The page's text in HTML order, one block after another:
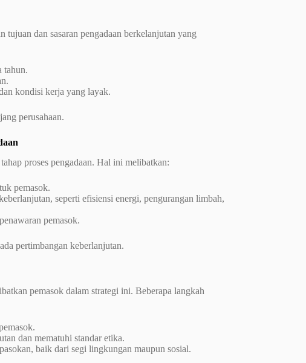
dan sasaran pengadaan berkelanjutan yang
tahun.
kondisi kerja yang layak.
perusahaan.
proses pengadaan. Hal ini melibatkan:
pemasok.
seperti efisiensi energi, pengurangan limbah,
pemasok.
pertimbangan keberlanjutan.
pemasok dalam strategi ini. Beberapa langkah
dan mematuhi standar etika.
baik dari segi lingkungan maupun sosial.